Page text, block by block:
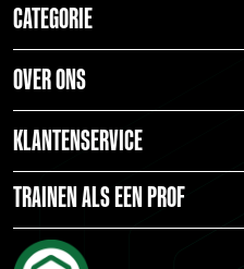
CATEGORIE
OVER ONS
KLANTENSERVICE
TRAINEN ALS EEN PROF